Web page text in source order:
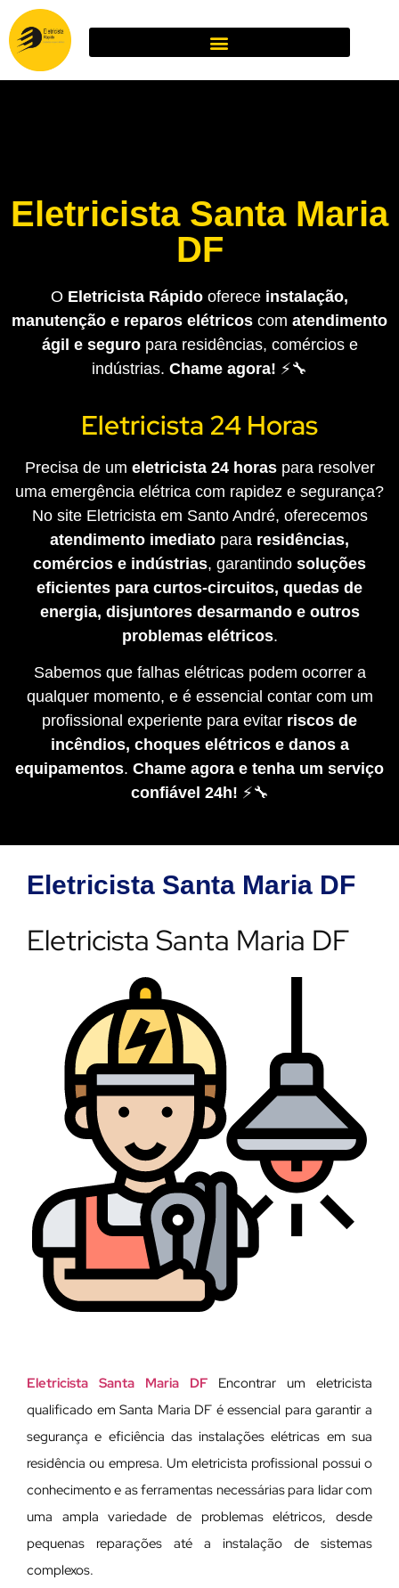
Eletricista Santa Maria
DF
O Eletricista Rápido oferece instalação,
manutenção e reparos elétricos com atendimento
ágil e seguropara residências, comércios e
indústrias. Chame agora! ⚡🔧
Eletricista 24 Horas
Precisa de um eletricista 24 horaspara resolver
uma emergência elétrica com rapidez e segurança?
No site Eletricista em Santo André, oferecemos
atendimento imediato para residências,
comércios e indústrias, garantindo soluções
eficientes para curtos-circuitos, quedas de
energia, disjuntores desarmando e outros
problemas elétricos.
Sabemos que falhas elétricas podem ocorrer a
qualquer momento, e é essencial contar com um
profissional experiente para evitar riscos de
incêndios, choques elétricos e danos a
equipamentos. Chame agora e tenha um serviço
confiável 24h! ⚡🔧
Eletricista Santa Maria DF
Eletricista Santa Maria DF
Eletricista Santa Maria DF Encontrar um eletricista
qualificado em Santa Maria DF é essencial para garantir a
segurança e eficiência das instalações elétricas em sua
residência ou empresa. Um eletricista profissional possui o
conhecimento e as ferramentas necessárias para lidar com
uma ampla variedade de problemas elétricos, desde
pequenas reparações até a instalação de sistemas
complexos.